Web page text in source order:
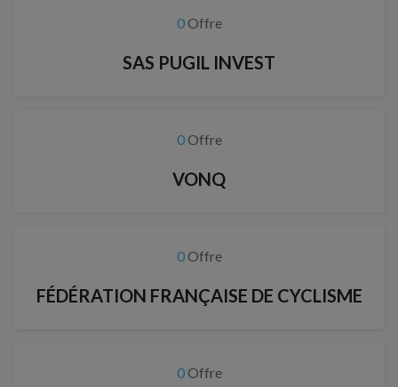
0Offre
SAS PUGIL INVEST
0Offre
VONQ
0Offre
FÉDÉRATION FRANÇAISE DE CYCLISME
0Offre